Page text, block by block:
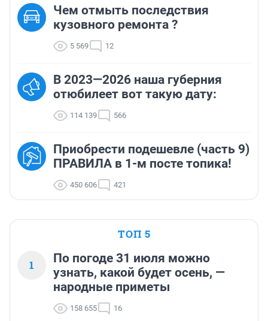
Чем отмыть последствия
кузовного ремонта ?
5 569 12
В 2023—2026 наша губерния
отюбилеет вот такую дату:
114 139 566
Приобрести подешевле (часть 9)
ПРАВИЛА в 1-м посте топика!
450 606 421
ТОП 5
1
По погоде 31 июля можно
узнать, какой будет осень, —
народные приметы
158 655 16